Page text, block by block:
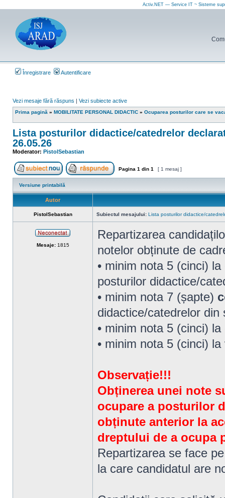
Activ.NET — Service IT ~ Sisteme
Înregistrare Autentificare
Vezi mesaje fără răspuns | Vezi subiecte active
Prima pagină » MOBILITATE PERSONAL DIDACTIC » Ocuparea posturilor care se
Lista posturilor didactice/catedrelor
26.05.26
Moderator: PistolSebastian
Scrie un subiect nou Răspunde la subiect
Pagina 1 din 1 [ 1 mesaj ]
Versiune printabilă
Autor
PistolSebastian Subiectul mesajului: Lista posturilor didactice/
Mesaje:1815
Repartizarea
notelor obținute de
• minim nota 5 (cinci) la
posturilor didactice/
• minim nota 7 (șapte)
didactice/catedrelor din
• minim nota 5 (cinci) la
• minim nota 5 (cinci) la
Observație!!!
Obținerea unei note
ocupare a posturilor
obținute anterior la
dreptului de a ocupa
Repartizarea se face
la care candidatul are